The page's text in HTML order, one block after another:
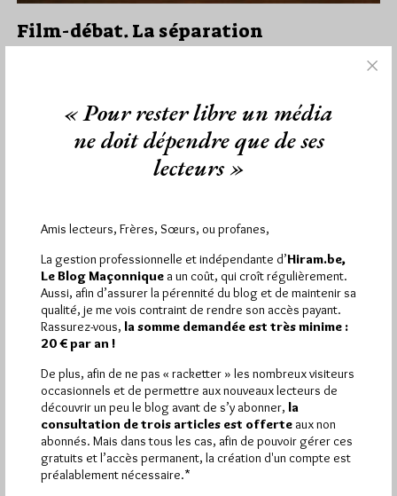
Film-débat. La séparation
Loches. Plutôt discrets jusqu’ici, les francs-maçons lochois du
Grand Orient s’associent à une manifestation publique sur la
laïcité, explique La…
Hier jeudi 6 août 2026, Hiram.be a reçu 1 672 visites
2 608 pagesont été lues (Source : Pirsch.io)
Plus d’informations
Quels sont les articles les plus lus du blog ?
« Pour rester libre un média
ne doit dépendre que de ses
lecteurs »
Amis lecteurs, Frères, Sœurs, ou profanes,
La gestion professionnelle et indépendante d’Hiram.be,
Le Blog Maçonnique a un coût, qui croît régulièrement.
Aussi, afin d’assurer la pérennité du blog et de maintenir sa
qualité, je me vois contraint de rendre son accès payant.
Rassurez-vous, la somme demandée est très minime :
20 € par an !
De plus, afin de ne pas « racketter » les nombreux visiteurs
occasionnels et de permettre aux nouveaux lecteurs de
découvrir un peu le blog avant de s’y abonner, la
consultation de trois articles est offerte aux non
abonnés. Mais dans tous les cas, afin de pouvoir gérer ces
gratuits et l’accès permanent, la création d'un compte est
préalablement nécessaire.*